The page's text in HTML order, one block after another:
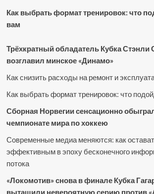
Как выбрать формат тренировок: что
вам
Трёхкратный обладатель Кубка Стэнли
возглавил минское «Динамо»
Как снизить расходы на ремонт и
Как выбрать формат тренировок: что
Сборная Норвегии сенсационно
чемпионате мира по хоккею
Современные медиа меняются: как
эффективным в эпоху бесконечного
потока
«Локомотив» снова в финале Кубка